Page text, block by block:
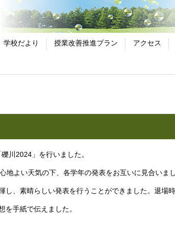
学校だより 授業改善推進プラン アクセス
川2024」を行いました。
地よい天気の下、各学年の発表をお互いに見合いま
、素晴らしい発表を行うことができました。退場
手紙で伝えました。